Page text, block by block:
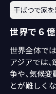
干ばつで家を
世界で６
世界全体で
アジアでは
争や、気候
とが難しく